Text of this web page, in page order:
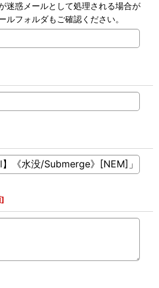
迷惑メールとして処理される場合が
ルフォルダもご確認ください。
]